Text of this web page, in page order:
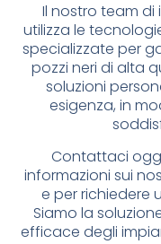
Il nostro team
utilizza le
specializzate per
pozzi neri di alta
soluzioni
esigenza, in
Contattaci
informazioni sui
e per richiedere
Siamo la
efficace degli